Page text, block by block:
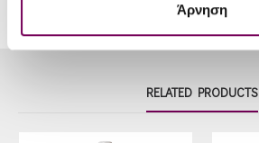
Άρνηση
RELATED PRODUCTS